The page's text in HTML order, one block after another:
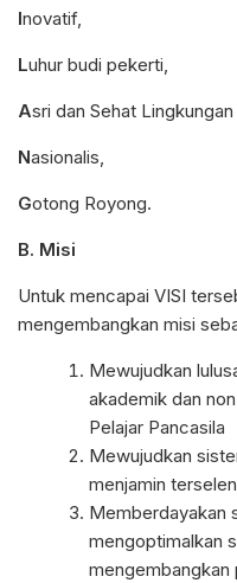
Inovatif,
Luhur budi pekerti,
Asri dan Sehat
Nasionalis,
Gotong Royong.
B. Misi
Untuk mencapai VISI
mengembangkan misi
Mewujudkan
akademik dan
Pelajar Pancasila
Mewujudkan
menjamin
Memberdayakan
mengoptimalkan
mengembangkan